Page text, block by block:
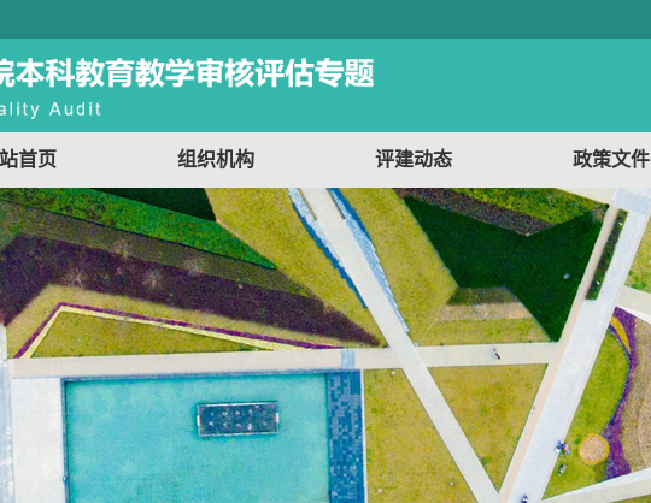
首页 组织机构 评建动态 政策文件